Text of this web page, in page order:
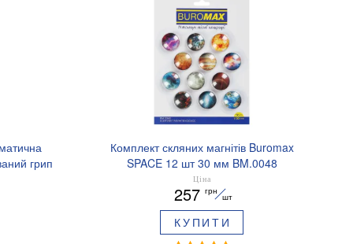
грип
02
Комплект скляних магнітів Buromax
SPACE 12 шт 30 мм BM.0048
Ціна
257 грн
шт
КУПИТИ